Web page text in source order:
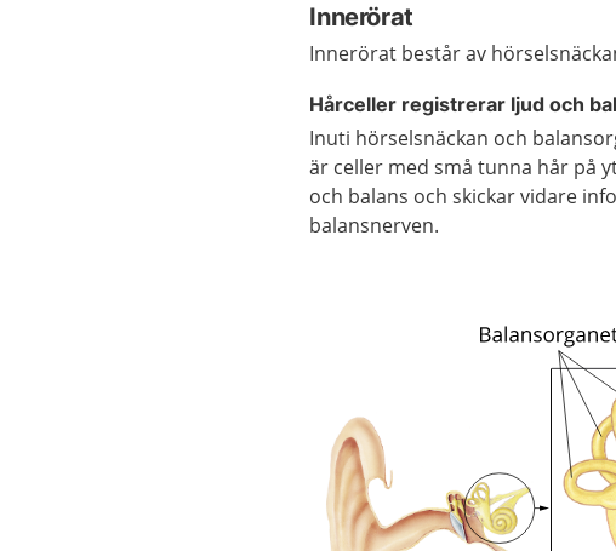
Innerörat
Innerörat består av
Hårceller registrerar ljud och
Inuti hörselsnäckan och
är celler med små tunna hår på
och balans och skickar vidare
balansnerven.